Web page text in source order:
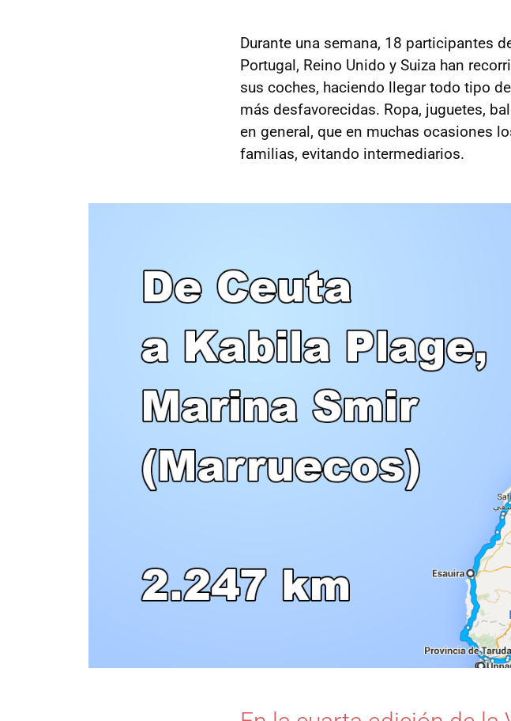
Durante una semana, 18 participantes
Portugal, Reino Unido y Suiza han
sus coches, haciendo llegar todo tipo
más desfavorecidas. Ropa, juguetes,
en general, que en muchas ocasiones
familias, evitando intermediarios.